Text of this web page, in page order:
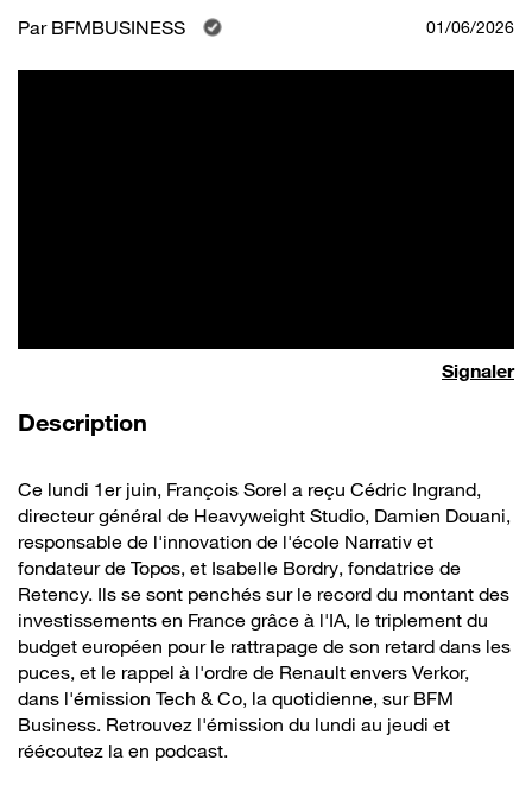
Par BFMBUSINESS 01/06/2026
Signaler
Description
Ce lundi 1er juin, François Sorel a reçu Cédric Ingrand,
directeur général de Heavyweight Studio, Damien Douani,
responsable de l'innovation de l'école Narrativ et
fondateur de Topos, et Isabelle Bordry, fondatrice de
Retency. Ils se sont penchés sur le record du montant des
investissements en France grâce à l'IA, le triplement du
budget européen pour le rattrapage de son retard dans les
puces, et le rappel à l'ordre de Renault envers Verkor,
dans l'émission Tech & Co, la quotidienne, sur BFM
Business. Retrouvez l'émission du lundi au jeudi et
réécoutez la en podcast.